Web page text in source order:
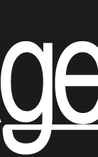
contenu